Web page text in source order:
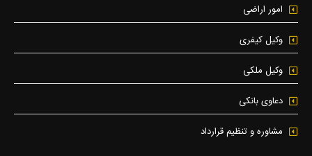
r
m
امور اراضی
وکیل کیفری
وکیل ملکی
دعاوی بانکی
مشاوره و تنظیم قرارداد